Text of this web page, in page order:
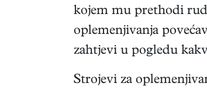
kojem mu prethodi
oplemenjivanja
zahtjevi u pogledu
Strojevi za